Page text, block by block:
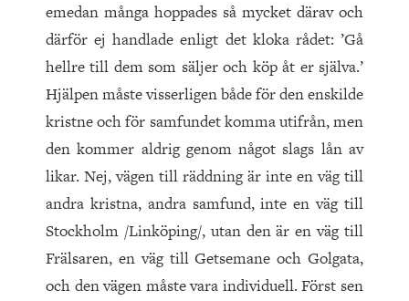
emedan många hoppades så mycket därav och
därför ej handlade enligt det kloka rådet: ’Gå
hellre till dem som säljer och köp åt er själva.’
Hjälpen måste visserligen både för den enskilde
kristne och för samfundet komma utifrån, men
den kommer aldrig genom något slags lån av
likar. Nej, vägen till räddning är inte en väg till
andra kristna, andra samfund, inte en väg till
Stockholm /Linköping/, utan den är en väg till
Frälsaren, en väg till Getsemane och Golgata,
och den vägen måste vara individuell. Först sen